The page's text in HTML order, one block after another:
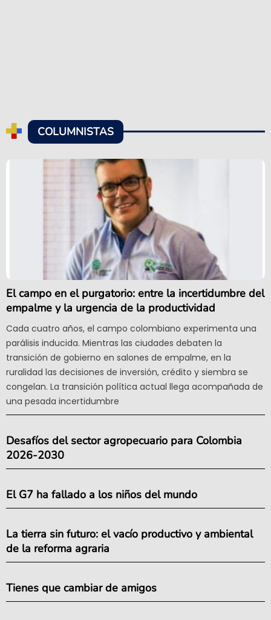
COLUMNISTAS
El campo en el purgatorio: entre la incertidumbre del
empalme y la urgencia de la productividad
Cada cuatro años, el campo colombiano experimenta una
parálisis inducida. Mientras las ciudades debaten la
transición de gobierno en salones de empalme, en la
ruralidad las decisiones de inversión, crédito y siembra se
congelan. La transición política actual llega acompañada de
una pesada incertidumbre
Desafíos del sector agropecuario para Colombia
2026-2030
El G7 ha fallado a los niños del mundo
La tierra sin futuro: el vacío productivo y ambiental
de la reforma agraria
Tienes que cambiar de amigos